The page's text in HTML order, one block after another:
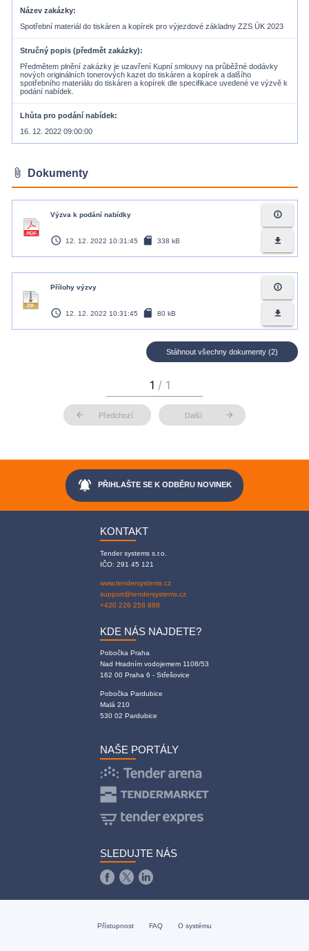
Název zakázky
Spotřební materiál do tiskáren a kopírek pro výjezdové základny ZZS ÚK 2023
Stručný popis (předmět zakázky)
Předmětem plnění zakázky je uzavření Kupní smlouvy na průběžné dodávky
nových originálních tonerových kazet do tiskáren a kopírek a dalšího
spotřebního materiálu do tiskáren a kopírek dle specifikace uvedené ve výzvě k
podání nabídek.
Lhůta pro podání nabídek
16. 12. 2022 09:00:00
attach_file Dokumenty
Výzva k podání nabídky
access_time 12. 12. 2022 10:31:45 sd_card 338 kB
info_outline
file_download
Přílohy výzvy
access_time 12. 12. 2022 10:31:45 sd_card 80 kB
info_outline
file_download
Stáhnout všechny dokumenty (2)
arrow_back Předchozí Další arrow_forward
notifications_active PŘIHLAŠTE SE K ODBĚRU NOVINEK
KONTAKT
Tender systems s.r.o.
IČO: 291 45 121
www.tendersystems.cz
support@tendersystems.cz
+420 226 258 888
KDE NÁS NAJDETE?
Pobočka Praha
Nad Hradním vodojemem 1108/53
162 00 Praha 6 - Střešovice
Pobočka Pardubice
Malá 210
530 02 Pardubice
NAŠE PORTÁLY
SLEDUJTE NÁS
Přístupnost FAQ O systému